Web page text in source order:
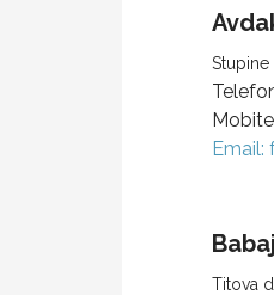
Email:
Titova